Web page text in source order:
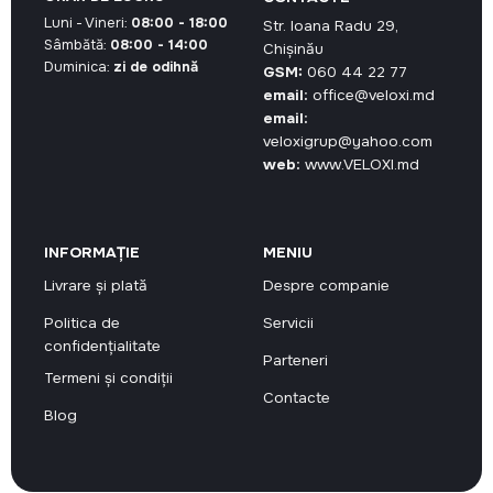
Str. Ioana Radu 29,
Chișinău
GSM: 060 44 22 77
email: office@veloxi.md
email:
veloxigrup@yahoo.com
web: www.VELOXI.md
INFORMAȚIE
Livrare și plată
Politica de
confidențialitate
Termeni și condiții
Blog
MENIU
Despre companie
Servicii
Parteneri
Contacte
Luni - Vineri: 08:00 - 18:00
Sâmbătă: 08:00 - 14:00
Duminica: zi de odihnă